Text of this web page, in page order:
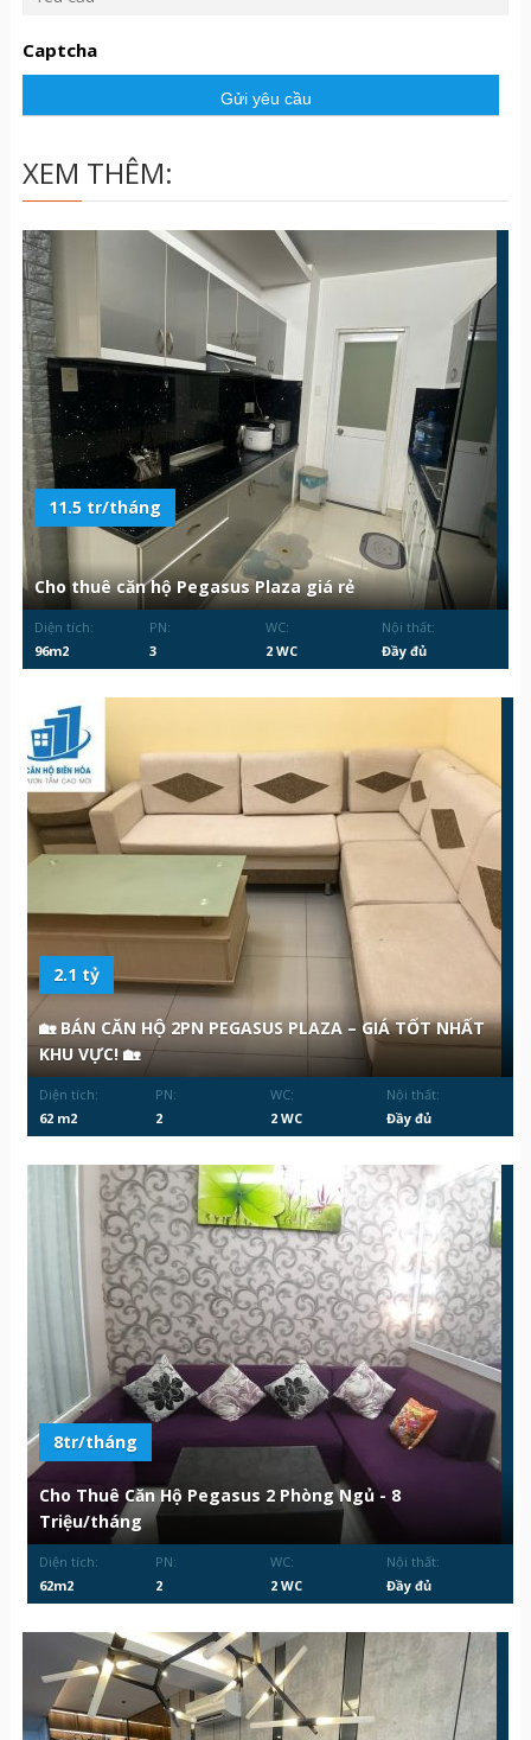
c
ầ
Captcha
XEM THÊM:
11.5 tr/tháng
Cho thuê căn hộ Pegasus Plaza giá rẻ
Diện tích:
96m2
PN:
3
WC:
2 WC
Nội thất:
Đầy đủ
2.1 tỷ
🏡 BÁN CĂN HỘ 2PN PEGASUS PLAZA – GIÁ TỐT NHẤT
KHU VỰC! 🏡
Diện tích:
62 m2
PN:
2
WC:
2 WC
Nội thất:
Đầy đủ
8tr/tháng
Cho Thuê Căn Hộ Pegasus 2 Phòng Ngủ - 8
Triệu/tháng
Diện tích:
62m2
PN:
2
WC:
2 WC
Nội thất:
Đầy đủ